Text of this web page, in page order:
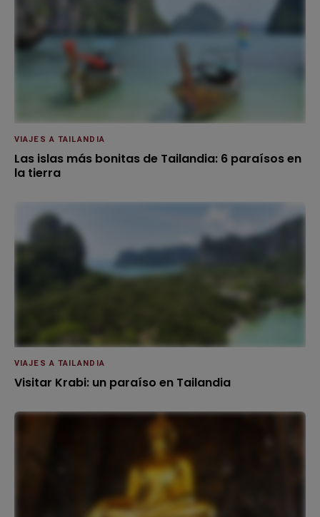
VIAJES A TAILANDIA
Las islas más bonitas de Tailandia: 6 paraísos en
la tierra
VIAJES A TAILANDIA
Visitar Krabi: un paraíso en Tailandia